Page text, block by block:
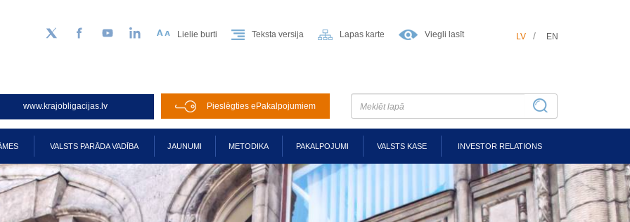
Sekojiet mums Twitter
FacebookYouTubeLinkedIn Lielie burti Teksta versija Lapas karte Viegli lasīt LV EN
www.krajobligacijas.lv Pieslēgties ePakalpojumiem
VALSTS PARĀDA VADĪBA JAUNUMI METODIKA PAKALPOJUMI VALSTS KASE INVESTOR RELATIONS